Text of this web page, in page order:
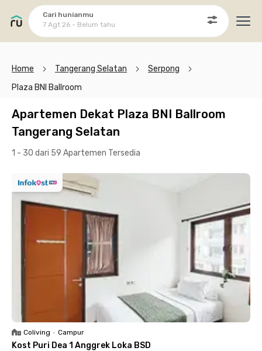
Cari hunianmu
7 Agt 26 - Belum tahu
Home Tangerang Selatan
Serpong
Plaza BNI Ballroom
Apartemen Dekat Plaza BNI Ballroom
Tangerang Selatan
1 - 30 dari 59 Apartemen Tersedia
Coliving • Campur
Kost Puri Dea 1 Anggrek Loka BSD